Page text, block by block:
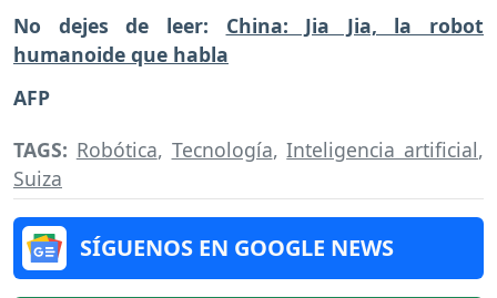
No dejes de leer: China: Jia Jia, la robot
humanoide que habla
AFP
TAGS: Robótica, Tecnología,Inteligencia artificial,
Suiza
SÍGUENOS EN GOOGLE NEWS